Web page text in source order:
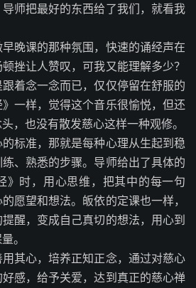
师把最好的东西给了我们，就看我
课的那种氛围，快速的诵经声在
挫让人赞叹，可我又能理解多少？
着念一念而已，仅仅停留在舒服的
一样，觉得这个音乐很愉悦，但还
，也没有散发慈心这样一种观修。
准，那就是每种心理从生起到稳
、熟悉的步骤。导师给出了具体的
》时，用心思维，把其中的每一句
愿望和想法。皈依的定课也一样，
醒，变成自己真切的想法，用心到
。
心，培养正知正念，通过对慈心
感，给予关爱，达到真正的慈心禅